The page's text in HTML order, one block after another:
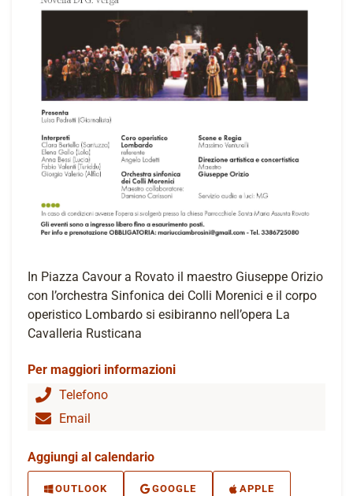
In Piazza Cavour a Rovato il maestro Giuseppe Orizio
con l’orchestra Sinfonica dei Colli Morenici e il corpo
operistico Lombardo si esibiranno nell’opera La
Cavalleria Rusticana
Per maggiori informazioni
Telefono
Email
Aggiungi al calendario
OUTLOOK GOOGLE APPLE